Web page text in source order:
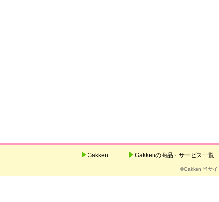
Gakken Gakkenの商品・サービス一覧
©Gakken 当サイ